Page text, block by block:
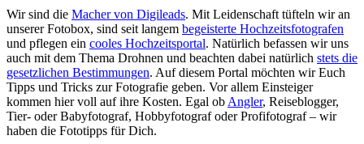
Wir sind die Macher von Digileads. Mit Leidenschaft tüfteln wir an
unserer Fotobox, sind seit langem begeisterte Hochzeitsfotografen
und pflegen ein cooles Hochzeitsportal. Natürlich befassen wir uns
auch mit dem Thema Drohnen und beachten dabei natürlich stets die
gesetzlichen Bestimmungen. Auf diesem Portal möchten wir Euch
Tipps und Tricks zur Fotografie geben. Vor allem Einsteiger
kommen hier voll auf ihre Kosten. Egal ob Angler, Reiseblogger,
Tier- oder Babyfotograf, Hobbyfotograf oder Profifotograf – wir
haben die Fototipps für Dich.